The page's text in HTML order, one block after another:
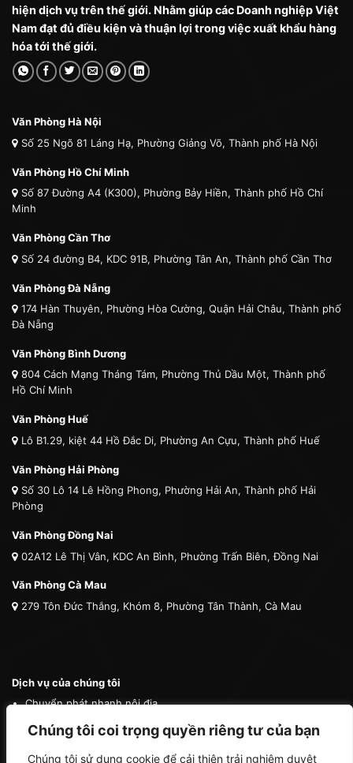
Chúng tôi coi trọng quyền riêng tư của bạn
Chúng tôi sử dụng cookie để cải thiện trải nghiệm duyệt
hiện dịch vụ trên thế giới. Nhằm giúp các Doanh nghiệp Việt
Nam đạt đủ điều kiện và thuận lợi trong việc xuất khẩu hàng
hóa tới thế giới.
Văn Phòng Hà Nội
Số 25 Ngõ 81 Láng Hạ, Phường Giảng Võ, Thành phố Hà Nội
Văn Phòng Hồ Chí Minh
Số 87 Đường A4 (K300), Phường Bảy Hiền, Thành phố Hồ Chí
Minh
Văn Phòng Cần Thơ
Số 24 đường B4, KDC 91B, Phường Tân An, Thành phố Cần Thơ
Văn Phòng Đà Nẵng
174 Hàn Thuyên, Phường Hòa Cường, Quận Hải Châu, Thành phố
Đà Nẵng
Văn Phòng Bình Dương
804 Cách Mạng Tháng Tám, Phường Thủ Dầu Một, Thành phố
Hồ Chí Minh
Văn Phòng Huế
Lô B1.29, kiệt 44 Hồ Đắc Di, Phường An Cựu, Thành phố Huế
Văn Phòng Hải Phòng
Số 30 Lô 14 Lê Hồng Phong, Phường Hải An, Thành phố Hải
Phòng
Văn Phòng Đồng Nai
02A12 Lê Thị Vân, KDC An Bình, Phường Trấn Biên, Đồng Nai
Văn Phòng Cà Mau
279 Tôn Đức Thắng, Khóm 8, Phường Tân Thành, Cà Mau
Dịch vụ của chúng tôi
Chuyển phát nhanh nội địa
Chuyển phát nhanh quốc tế